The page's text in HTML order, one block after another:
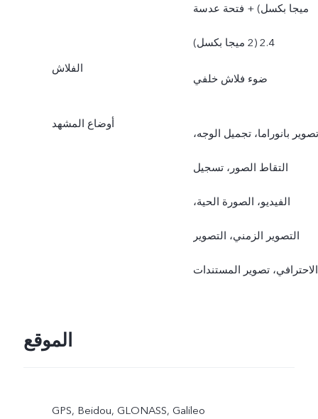
ميجا بكسل) + فتحة عدسة
2.4 (2 ميجا بكسل)
الفلاش
ضوء فلاش خلفي
أوضاع المشهد
تصوير بانوراما، تجميل الوجه،
التقاط الصور، تسجيل
الفيديو، الصورة الحية،
التصوير الزمني، التصوير
الاحترافي، تصوير المستندات
الموقع
GPS, Beidou, GLONASS, Galileo